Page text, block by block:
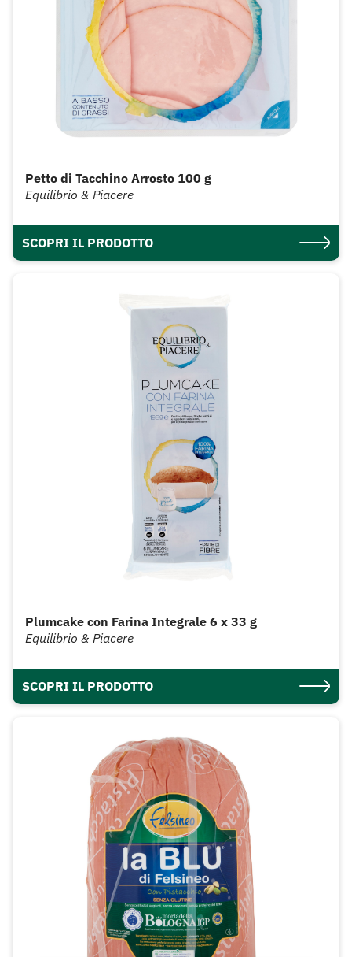
Petto di Tacchino Arrosto 100 g
Equilibrio & Piacere
SCOPRI IL PRODOTTO
Plumcake con Farina Integrale 6 x 33 g
Equilibrio & Piacere
SCOPRI IL PRODOTTO